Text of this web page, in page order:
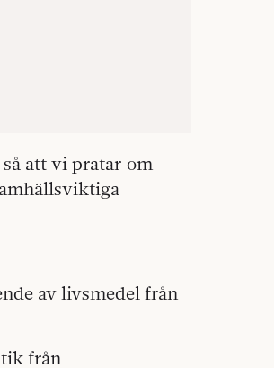
att vi pratar om
av livsmedel från
från